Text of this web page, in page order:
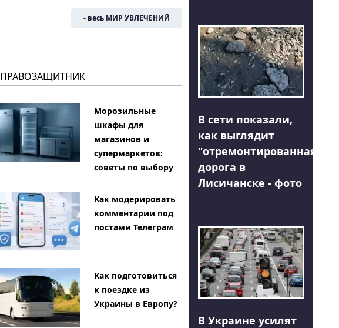
- весь МИР УВЛЕЧЕНИЙ
ПРАВОЗАЩИТНИК
Морозильные
шкафы для
магазинов и
супермаркетов:
советы по выбору
Как модерировать
комментарии под
постами Телеграм
Как подготовиться
к поездке из
Украины в Европу?
В сети показали,
как выглядит
"отремонтированная"
дорога в
Лисичанске - фото
В Украине усилят